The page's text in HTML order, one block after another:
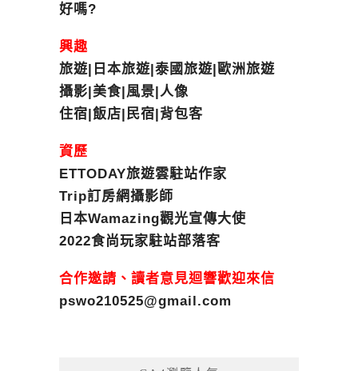
好嗎?
興趣
旅遊|日本旅遊|泰國旅遊|歐洲旅遊
攝影|美食|風景|人像
住宿|飯店|民宿|背包客
資歷
ETTODAY旅遊雲駐站作家
Trip訂房網攝影師
日本Wamazing觀光宣傳大使
2022食尚玩家駐站部落客
合作邀請、讀者意見迴響歡迎來信
pswo210525@gmail.com